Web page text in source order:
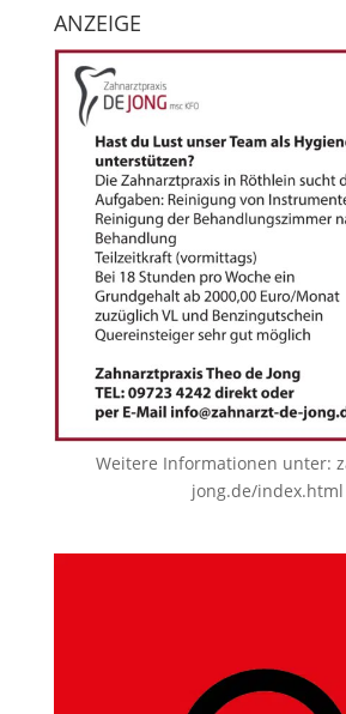
ANZEIGE
Weitere Informationen unter:
jong.de/index.html